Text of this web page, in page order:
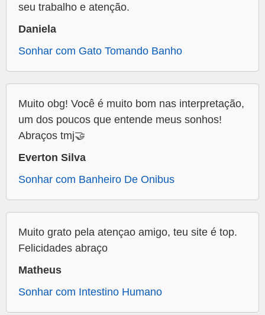
seu trabalho e atenção.
Daniela
Sonhar com Gato Tomando Banho
Muito obg! Você é muito bom nas interpretação,
um dos poucos que entende meus sonhos!
Abraços tmj🤝
Everton Silva
Sonhar com Banheiro De Onibus
Muito grato pela atençao amigo, teu site é top.
Felicidades abraço
Matheus
Sonhar com Intestino Humano